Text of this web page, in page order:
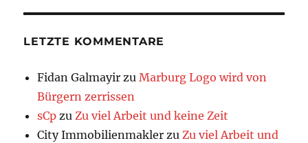
LETZTE KOMMENTARE
Fidan Galmayir zuMarburg Logo wird von
Bürgern zerrissen
sCp zuZu viel Arbeit und keine Zeit
City Immobilienmakler zuZu viel Arbeit und